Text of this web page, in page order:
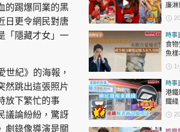
Copyright © 東周網 版權所有 . 不得轉載
的踢爆同業的黑
日更令網民對唐
「隱藏才女」一
世紀》的海報，
然跳出這張照片
放下繁忙的事
議論紛紛，驚訝
劇錄像導演是關
廉
護
表
時事
食物
魚樣
令
損
1
時事
港鐵
鐵
鐵